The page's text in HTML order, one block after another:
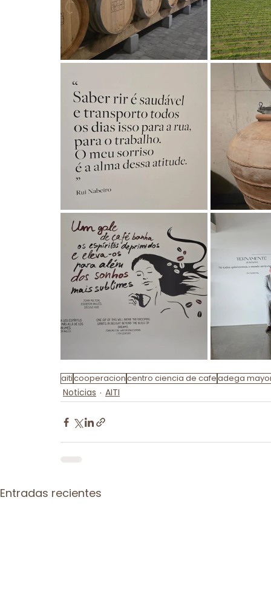
aiticooperacioncentro ciencia de cafeadega
Noticias AITI
Entradas recientes